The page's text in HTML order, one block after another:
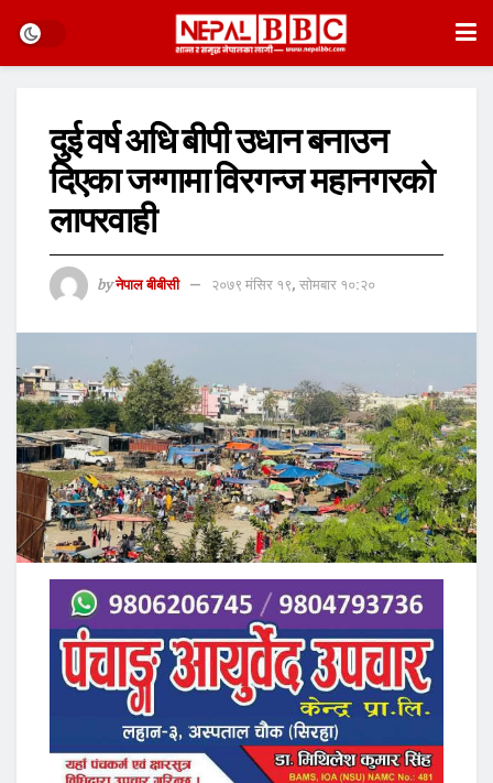
दुई वर्ष अधि बीपी उधान बनाउन
दिएका जग्गामा विरगन्ज महानगरको
लापरवाही
by नेपाल बीबीसी २०७९ मंसिर १९, सोमबार १०:२०